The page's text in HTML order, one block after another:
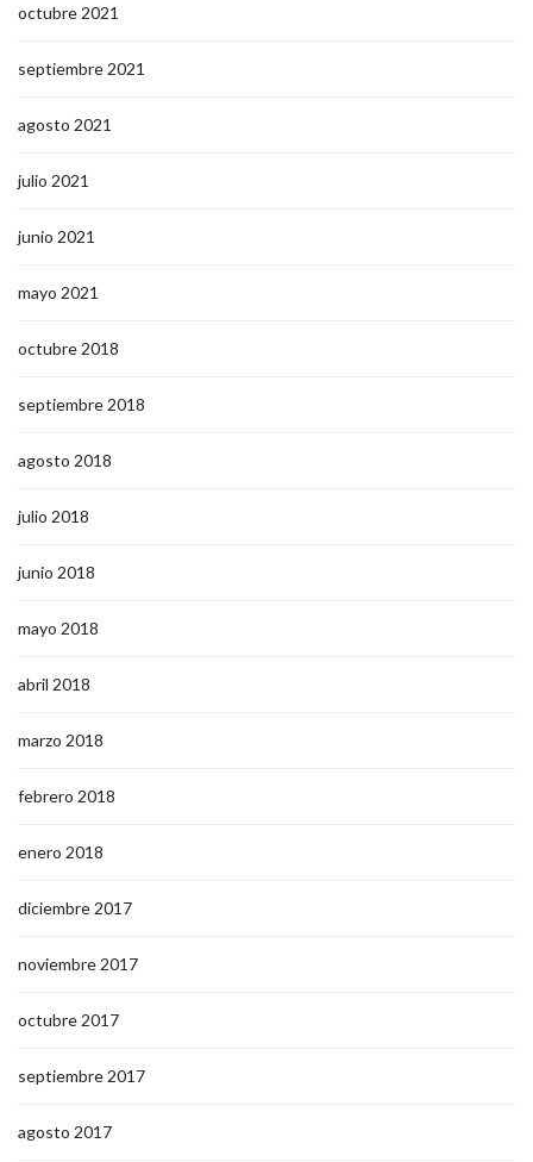
octubre 2021
septiembre 2021
agosto 2021
julio 2021
junio 2021
mayo 2021
octubre 2018
septiembre 2018
agosto 2018
julio 2018
junio 2018
mayo 2018
abril 2018
marzo 2018
febrero 2018
enero 2018
diciembre 2017
noviembre 2017
octubre 2017
septiembre 2017
agosto 2017